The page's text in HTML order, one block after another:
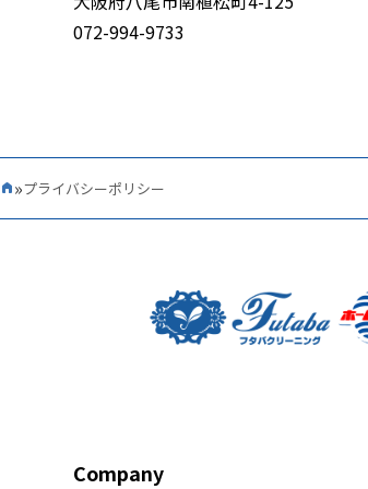
072-994-9733
Home »プライバシーポリシー
Company